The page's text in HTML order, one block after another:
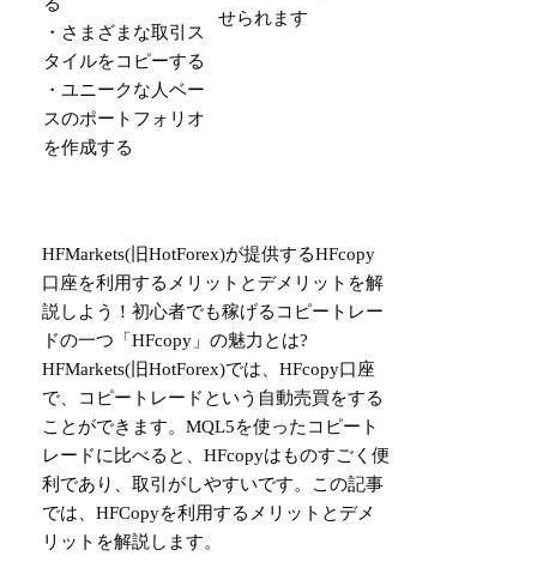
・さまざまな取引ス
タイルをコピーする
・ユニークな人ベー
スのポートフォリオ
を作成する
せられます
HFMarkets(旧HotForex)が提供するHFcopy
口座を利用するメリットとデメリットを解
説しよう！初心者でも稼げるコピートレー
ドの一つ「HFcopy」の魅力とは?
HFMarkets(旧HotForex)では、HFcopy口座
で、コピートレードという自動売買をする
ことができます。MQL5を使ったコピート
レードに比べると、HFcopyはものすごく便
利であり、取引がしやすいです。この記事
では、HFCopyを利用するメリットとデメ
リットを解説します。